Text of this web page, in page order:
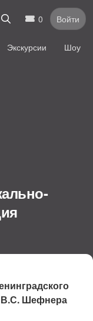
0 Войти
Экскурсии Шоу
В.С. Шефнера